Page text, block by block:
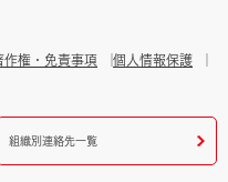
作権・免責事項
個人情報保護
組織別連絡先一覧